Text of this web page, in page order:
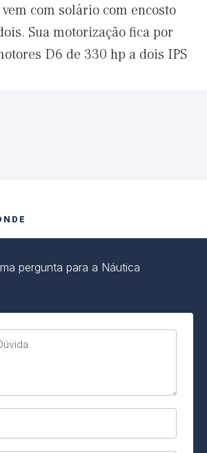
com solário com encosto
Sua motorização fica por
D6 de 330 hp a dois IPS
pergunta para a Náutica